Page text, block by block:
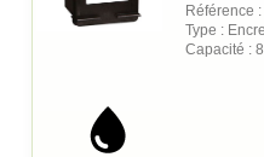
Référence
Type :
Capacité :